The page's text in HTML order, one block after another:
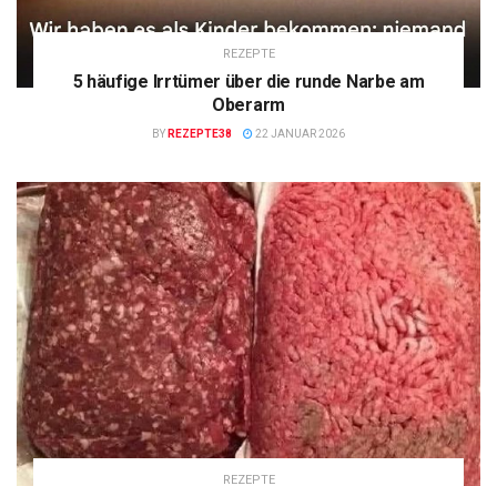
REZEPTE
5 häufige Irrtümer über die runde Narbe am
Oberarm
BY REZEPTE38 22 JANUAR 2026
REZEPTE